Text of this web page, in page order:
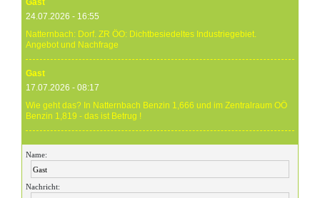
Gast
24.07.2026 - 16:55
Natternbach: Dorf. ZR ÖO: Dichtbesiedeltes Industriegebiet.
Angebot und Nachfrage
Gast
17.07.2026 - 08:17
Wie geht das? In Natternbach Benzin 1,666 und im Zentralraum OÖ
Benzin 1,819 - das ist Betrug !
Gast
17.07.2026 - 07:05
Eure Preise eher Märchenstunde :-) Vorort nix zu sehen !
Name:
Nachricht: